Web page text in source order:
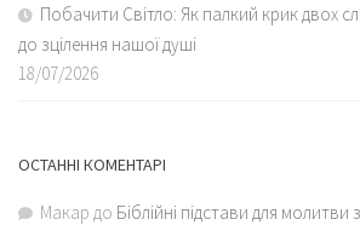
Побачити Світло: Як палкий крик двох
до зцілення нашої душі
18/07/2026
ОСТАННІ КОМЕНТАРІ
Макар до Біблійні підстави для